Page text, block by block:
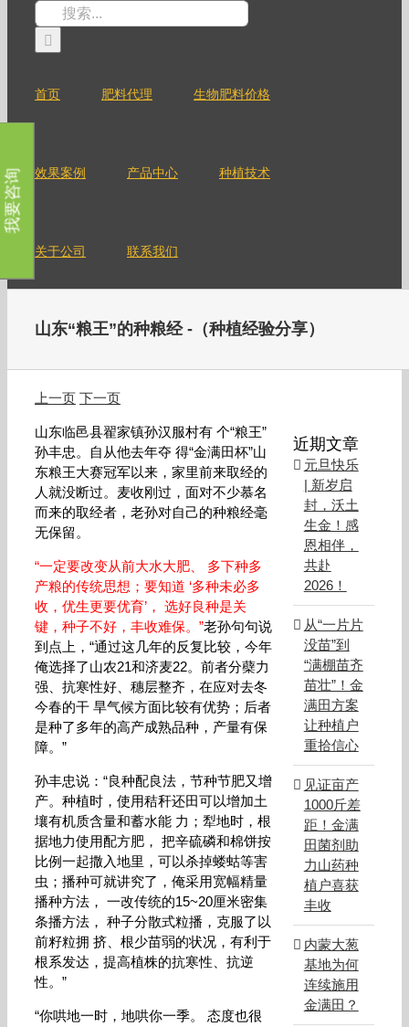
搜
索：
首页 肥料代理 生物肥料价格
效果案例 产品中心 种植技术
关于公司 联系我们
山东“粮王”的种粮经 -（种植经验分享）
上一页 下一页
山东临邑县翟家镇孙汉服村有 个“粮王”
孙丰忠。自从他去年夺 得“金满田杯”山
东粮王大赛冠军以来，家里前来取经的
人就没断过。麦收刚过，面对不少慕名
而来的取经者，老孙对自己的种粮经毫
无保留。
“一定要改变从前大水大肥、 多下种多
产粮的传统思想；要知道 ‘多种未必多
收，优生更要优育’， 选好良种是关
键，种子不好，丰收难保。”老孙句句说
到点上，“通过这几年的反复比较，今年
俺选择了山农21和济麦22。前者分蘗力
强、抗寒性好、穗层整齐，在应对去冬
今春的干 旱气候方面比较有优势；后者
是种了多年的高产成熟品种，产量有保
障。”
孙丰忠说：“良种配良法，节种节肥又增
产。种植时，使用秸秆还田可以增加土
壤有机质含量和蓄水能 力；犁地时，根
据地力使用配方肥， 把辛硫磷和棉饼按
比例一起撒入地里，可以杀掉蝼蛄等害
虫；播种可就讲究了，俺采用宽幅精量
播种方法， 一改传统的15~20厘米密集
条播方法， 种子分散式粒播，克服了以
前籽粒拥 挤、根少苗弱的状况，有利于
根系发达，提高植株的抗寒性、抗逆
性。”
“你哄地一时，地哄你一季。 态度也很
近期文章
元旦快乐
| 新岁启
封，沃土
生金！感
恩相伴，
共赴
2026！
从“一片片
没苗”到
“满棚苗齐
苗壮”！金
满田方案
让种植户
重拾信心
见证亩产
1000斤差
距！金满
田菌剂助
力山药种
植户喜获
丰收
内蒙大葱
基地为何
连续施用
金满田？
我要咨询